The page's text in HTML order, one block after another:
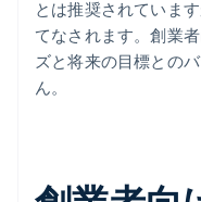
とは推奨されていま
てなされます。創業
ズと将来の目標との
ん。